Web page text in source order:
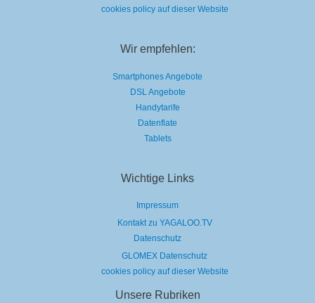
cookies policy auf dieser Website
Wir empfehlen:
Smartphones Angebote
DSL Angebote
Handytarife
Datenflate
Tablets
Wichtige Links
Impressum
Kontakt zu YAGALOO.TV
Datenschutz
GLOMEX Datenschutz
cookies policy auf dieser Website
Unsere Rubriken